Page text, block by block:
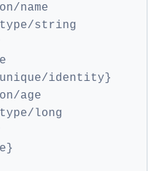
name
string
identity}
age
long